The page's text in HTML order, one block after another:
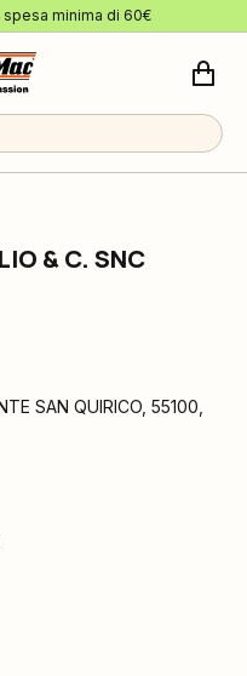
minima di 60€
& C. SNC
SAN QUIRICO 55100